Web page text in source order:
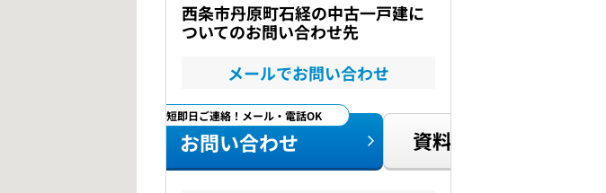
西条市丹原町石経の中古一戸建に
ついてのお問い合わせ先
メールでお問い合わせ
最短即日ご連絡！メール・電話OK
お問い合わせ 資料請求